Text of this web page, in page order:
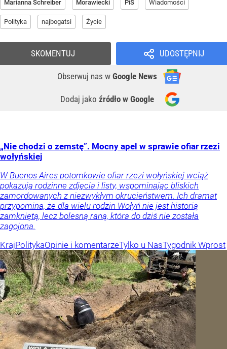
Marianna Schreiber Morawiecki PiS Wiadomości
Polityka najbogatsi Życie
UDOSTĘPNIJ
Obserwuj nas w Google News
Dodaj jako źródło w Google
SKOMENTUJ
„Nie chodzi o zemstę”. Mocny apel w sprawie ofiar rzezi
wołyńskiej
W Buenos Aires potomkowie ofiar rzezi wołyńskiej wciąż
pokazują rodzinne zdjęcia i listy, wspominając bliskich
zamordowanych z niezwykłym okrucieństwem. Ich dramat
przypomina, że dla wielu rodzin Wołyń nie jest historią
zamkniętą, lecz bolesną raną, która do dziś nie została
zagojona.
KrajPolitykaOpinie i komentarzeTylko u NasTygodnik Wprost